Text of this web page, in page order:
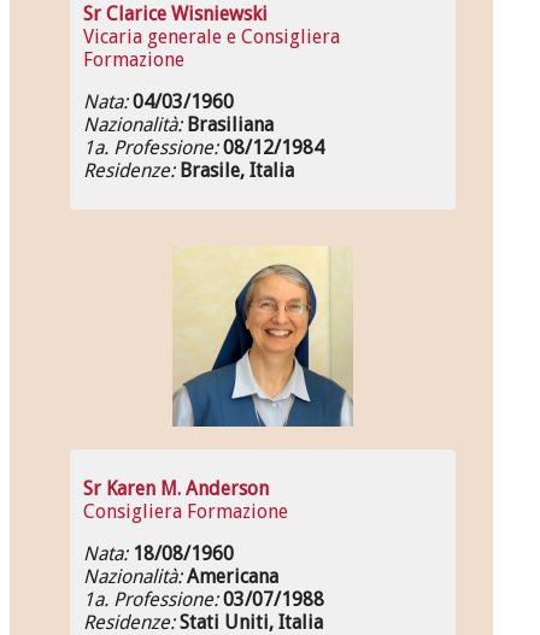
Sr Clarice Wisniewski
Vicaria generale e Consigliera
Formazione
Nata:04/03/1960
Nazionalità: Brasiliana
1a. Professione:08/12/1984
Residenze: Brasile, Italia
Sr Karen M. Anderson
Consigliera Formazione
Nata:18/08/1960
Nazionalità:Americana
1a. Professione:03/07/1988
Residenze:Stati Uniti, Italia